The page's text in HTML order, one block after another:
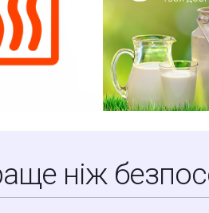
ніж